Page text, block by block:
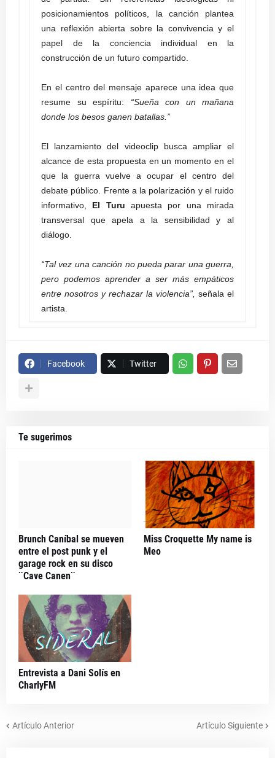
posicionamientos políticos, la canción plantea
una reflexión abierta sobre la convivencia y el
papel de la conciencia individual en la
construcción de un futuro compartido.
En el centro del mensaje aparece una idea que
resume su espíritu: “Sueña con un mañana
donde los besos ganen batallas.”
El lanzamiento del videoclip busca ampliar el
alcance de esta propuesta en un momento en el
que la guerra vuelve a ocupar el centro del
debate público. Frente a la polarización y el ruido
informativo,
El Turu apuesta por una mirada
transversal que apela a la sensibilidad y al
diálogo.
“Tal vez una canción no pueda parar una guerra,
pero podemos aprender a ser más empáticos
entre nosotros y rechazar la violencia”, señala el
artista.
Facebook Twitter
Te sugerimos
Brunch Caníbal se mueven
entre el post punk y el
garage rock en su disco
¨Cave Canen¨
Miss Croquette My name is
Meo
Entrevista a Dani Solís en
CharlyFM
Artículo Anterior Artículo Siguiente